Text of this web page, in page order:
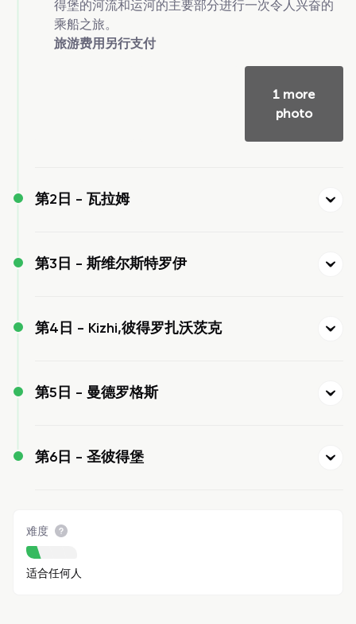
得堡的河流和运河的主要部分进行一次令人兴奋的
乘船之旅。
旅游费用另行支付
1 more
photo
第2日 - 瓦拉姆
第3日 - 斯维尔斯特罗伊
第4日 - Kizhi,彼得罗扎沃茨克
第5日 - 曼德罗格斯
第6日 - 圣彼得堡
难度
适合任何人